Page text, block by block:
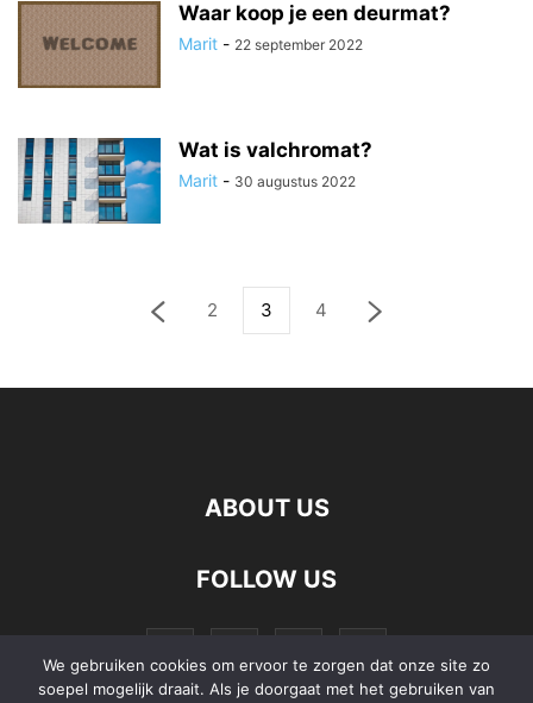
Waar koop je een deurmat?
Marit - 22 september 2022
Wat is valchromat?
Marit - 30 augustus 2022
2 3 4
ABOUT US
FOLLOW US
We gebruiken cookies om ervoor te zorgen dat onze site zo
soepel mogelijk draait. Als je doorgaat met het gebruiken van